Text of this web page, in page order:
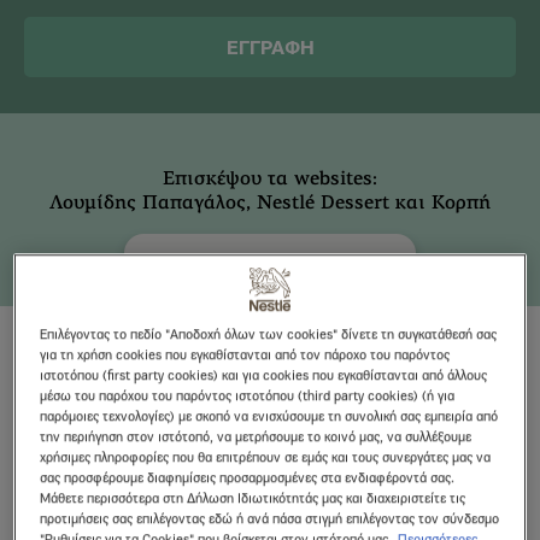
ΕΓΓΡΑΦΗ
Επισκέψου τα websites:
Λουμίδης Παπαγάλος, Nestlé Dessert και Κορπή
Επιλέγοντας το πεδίο "Αποδοχή όλων των cookies" δίνετε τη συγκατάθεσή σας
για τη χρήση cookies που εγκαθίστανται από τον πάροχο του παρόντος
ιστοτόπου (first party cookies) και για cookies που εγκαθίστανται από άλλους
μέσω του παρόχου του παρόντος ιστοτόπου (third party cookies) (ή για
παρόμοιες τεχνολογίες) με σκοπό να ενισχύσουμε τη συνολική σας εμπειρία από
την περιήγηση στον ιστότοπό, να μετρήσουμε το κοινό μας, να συλλέξουμε
χρήσιμες πληροφορίες που θα επιτρέπουν σε εμάς και τους συνεργάτες μας να
σας προσφέρουμε διαφημίσεις προσαρμοσμένες στα ενδιαφέροντά σας.
Μάθετε περισσότερα στη Δήλωση Ιδιωτικότητάς μας και διαχειριστείτε τις
προτιμήσεις σας επιλέγοντας εδώ ή ανά πάσα στιγμή επιλέγοντας τον σύνδεσμο